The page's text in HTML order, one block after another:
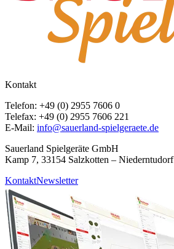
Kontakt
Telefon: +49 (0) 2955 7606 0
Telefax: +49 (0) 2955 7606 221
E-Mail: info@sauerland-spielgeraete.de
Sauerland Spielgeräte GmbH
Kamp 7, 33154 Salzkotten – Niederntudorf
KontaktNewsletter